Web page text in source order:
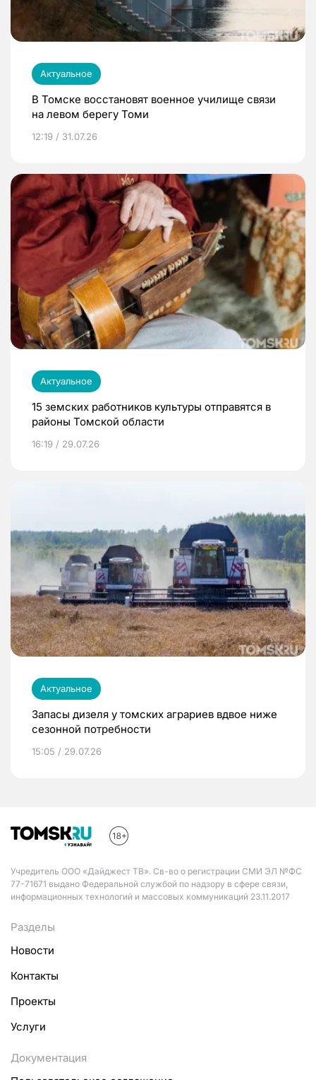
Актуальное
В Томске восстановят военное училище связи
на левом берегу Томи
12:19 / 31.07.26
Актуальное
15 земских работников культуры отправятся в
районы Томской области
16:19 / 29.07.26
Актуальное
Запасы дизеля у томских аграриев вдвое ниже
сезонной потребности
15:05 / 29.07.26
Учредитель ООО «Дайджест ТВ». Св-во о регистрации СМИ ЭЛ №ФС
77-71671 выдано Федеральной службой по надзору в сфере связи,
информационных технологий и массовых коммуникаций 23.11.2017
Разделы
Новости
Контакты
Проекты
Услуги
Документация